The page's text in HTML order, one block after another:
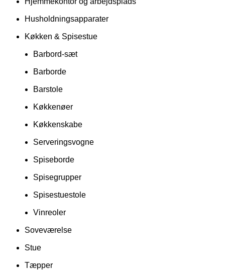
Husholdningsapparater
Køkken & Spisestue
Barbord-sæt
Barborde
Barstole
Køkkenøer
Køkkenskabe
Serveringsvogne
Spiseborde
Spisegrupper
Spisestuestole
Vinreoler
Soveværelse
Stue
Tæpper